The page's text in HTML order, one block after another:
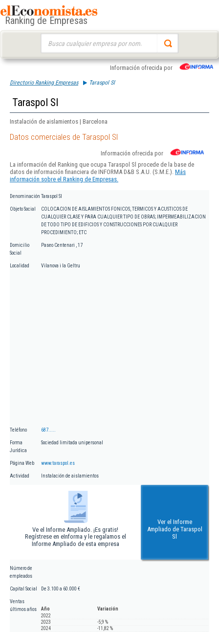
Ranking de Empresas
Información ofrecida por
Directorio Ranking Empresas Taraspol Sl
Taraspol Sl
Instalación de aislamientos | Barcelona
Datos comerciales de Taraspol Sl
Información ofrecida por
La información del Ranking que ocupa Taraspol Sl procede de la base de
datos de información financiera de INFORMA D&B S.A.U. (S.M.E.). Más
información sobre el Ranking de Empresas.
Denominación Taraspol Sl
Objeto Social
COLOCACION DE AISLAMIENTOS FONICOS, TERMICOS Y ACUSTICOS DE
CUALQUIER CLASE Y PARA CUALQUIER TIPO DE OBRAS; IMPERMEABILIZACION
DE TODO TIPO DE EDIFICIOS Y CONSTRUCCIONES POR CUALQUIER
PROCEDIMIENTO; ETC
Domicilio
Social
Paseo Centenari , 17
Localidad Vilanova i la Geltru
Teléfono 687.....
Forma
Jurídica
Sociedad limitada unipersonal
Página Web www.taraspol.es
Actividad Instalación de aislamientos
Ve el Informe Ampliado. ¡Es gratis!
Regístrese en eInforma y le regalamos el
Informe Ampliado de esta empresa
Ver el Informe
Ampliado de Taraspol
Sl
Número de
empleados
Capital Social De 3.100 a 60.000 €
Ventas
últimos años
Año
Variación
2022
2023
-5,9 %
2024
-11,82 %